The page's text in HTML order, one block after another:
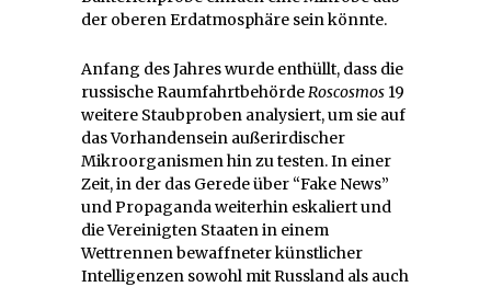
der oberen Erdatmosphäre sein könnte.
Anfang des Jahres wurde enthüllt, dass die
russische RaumfahrtbehördeRoscosmos 19
weitere Staubproben analysiert, um sie auf
das Vorhandensein außerirdischer
Mikroorganismen hin zu testen. In einer
Zeit, in der das Gerede über “Fake News”
und Propaganda weiterhin eskaliert und
die Vereinigten Staaten in einem
Wettrennen bewaffneter künstlicher
Intelligenzen sowohl mit Russland als auch